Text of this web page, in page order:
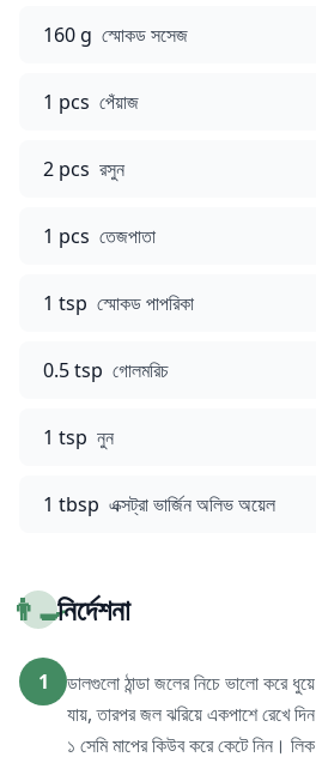
160 g স্মোকড সসেজ
1 pcs পেঁয়াজ
2 pcs রসুন
1 pcs তেজপাতা
1 tsp স্মোকড পাপরিকা
0.5 tsp গোলমরিচ
1 tsp নুন
1 tbsp এক্সট্রা ভার্জিন অলিভ অয়েল
👨‍🍳নির্দেশনা
1
ডালগুলো ঠান্ডা জলের নিচে ভালো করে
যায়, তারপর জল ঝরিয়ে একপাশে রেখে
১ সেমি মাপের কিউব করে কেটে নিন।